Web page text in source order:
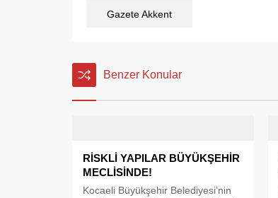
Gazete Akkent
Benzer Konular
RİSKLİ YAPILAR BÜYÜKŞEHİR
MECLİSİNDE!
Kocaeli Büyükşehir Belediyesi’nin